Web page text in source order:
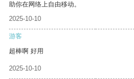
助你在网络上自由移动。
2025-10-10
游客
超棒啊 好用
2025-10-10